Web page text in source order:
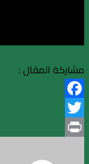
مشاركة المقال :
Facebook
Twitter